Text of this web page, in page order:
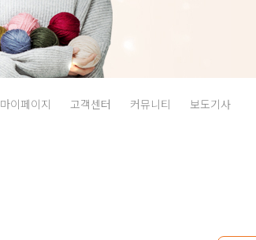
마이페이지 고객센터 커뮤니티 보도기사